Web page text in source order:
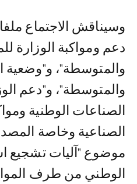
وسيناقش الاجتماع
دعم ومواكبة الوزارة
والمتوسطة"، و"وضعية
والمتوسطة"، و"دعم
الصناعات الوطنية
الصناعية وخاصة
موضوع "آليات تشجيع
الوطني من طرف